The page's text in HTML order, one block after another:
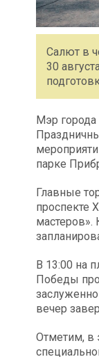
Салют в
30
Мэр города
парке
Главные
проспекте
мастеров».
В 13:00 на
Победы
вечер
Отметим, в